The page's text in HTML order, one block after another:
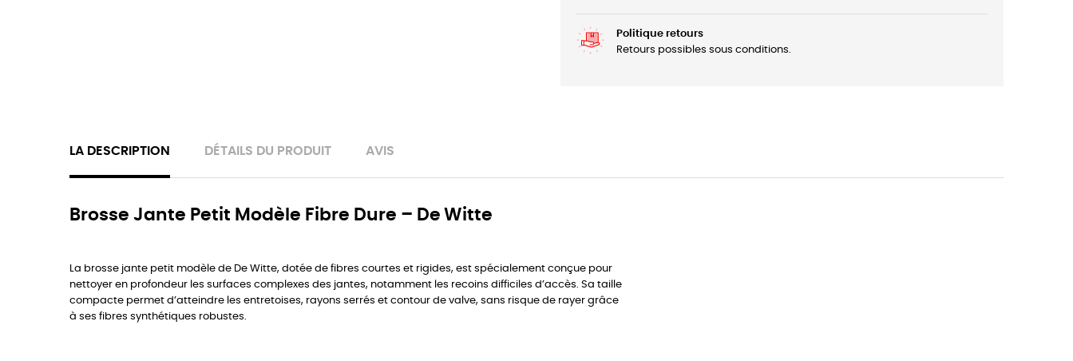
Politique retours
Retours possibles sous conditions.
LA DESCRIPTION DÉTAILS DU PRODUIT AVIS
Brosse Jante Petit Modèle Fibre Dure – De Witte
La brosse jante petit modèle de De Witte, dotée de fibres courtes et rigides, est spécialement conçue pour
nettoyer en profondeur les surfaces complexes des jantes, notamment les recoins difficiles d’accès. Sa taille
compacte permet d’atteindre les entretoises, rayons serrés et contour de valve, sans risque de rayer grâce
à ses fibres synthétiques robustes.